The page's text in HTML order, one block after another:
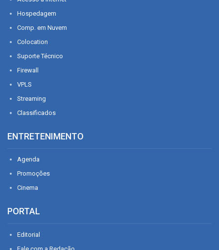
Hospedagem
Comp. em Nuvem
Colocation
Suporte Técnico
Firewall
VPLS
Streaming
Classificados
ENTRETENIMENTO
Agenda
Promoções
Cinema
PORTAL
Editorial